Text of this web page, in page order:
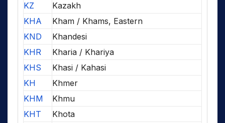
KZ
Kazakh
KHA
Kham / Khams, Eastern
KND
Khandesi
KHR
Kharia / Khariya
KHS
Khasi / Kahasi
KH
Khmer
KHM
Khmu
KHT
Khota